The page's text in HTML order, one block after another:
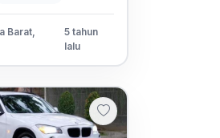
Barat,
5 tahun
lalu